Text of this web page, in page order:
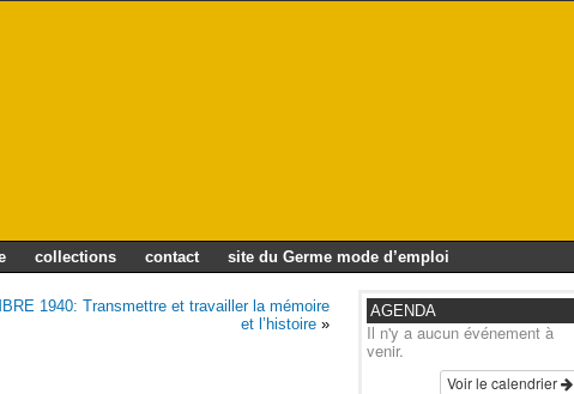
collections contact site du Germe mode d’emploi
1940: Transmettre et travailler la mémoire
et l’histoire »
AGENDA
Il n'y a aucun événement à
venir.
Voir le calendrier